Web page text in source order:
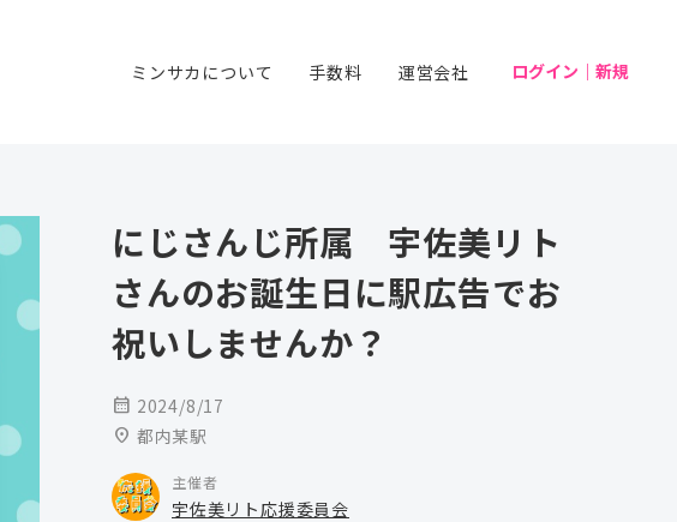
ミンサカについて 手数料 運営会社 ログイン｜新規
にじさんじ所属 宇佐美リト
さんのお誕生日に駅広告でお
祝いしませんか？
calendar_month 2024/8/17
location_on 都内某駅
主催者
宇佐美リト応援委員会